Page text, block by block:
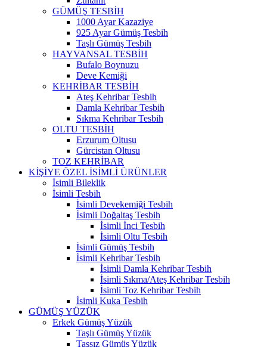
GÜMÜŞ TESBİH
1000 Ayar Kazaziye
925 Ayar Gümüş Tesbih
Taşlı Gümüş Tesbih
HAYVANSAL TESBİH
Bufalo Boynuzu
Deve Kemiği
KEHRİBAR TESBİH
Ateş Kehribar Tesbih
Damla Kehribar Tesbih
Sıkma Kehribar Tesbih
OLTU TESBİH
Erzurum Oltusu
Gürcistan Oltusu
TOZ KEHRİBAR
KİŞİYE ÖZEL İSİMLİ ÜRÜNLER
İsimli Bileklik
İsimli Tesbih
İsimli Devekemiği Tesbih
İsimli Doğaltaş Tesbih
İsimli İnci Tesbih
İsimli Oltu Tesbih
İsimli Gümüş Tesbih
İsimli Kehribar Tesbih
İsimli Damla Kehribar Tesbih
İsimli Sıkma/Ateş Kehribar Tesbih
İsimli Toz Kehribar Tesbih
İsimli Kuka Tesbih
GÜMÜŞ YÜZÜK
Erkek Gümüş Yüzük
Taşlı Gümüş Yüzük
Taşsız Gümüş Yüzük